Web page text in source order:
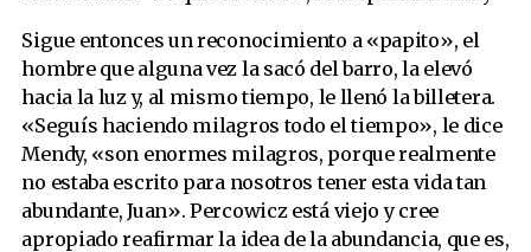
Sigue entonces un reconocimiento a «papito», el
hombre que alguna vez la sacó del barro, la elevó
hacia la luz y, al mismo tiempo, le llenó la billetera.
«Seguís haciendo milagros todo el tiempo», le dice
Mendy, «son enormes milagros, porque realmente
no estaba escrito para nosotros tener esta vida tan
abundante, Juan». Percowicz está viejo y cree
apropiado reafirmar la idea de la abundancia, que es,